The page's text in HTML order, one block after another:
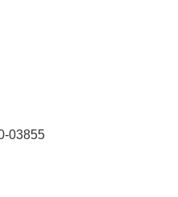
03855